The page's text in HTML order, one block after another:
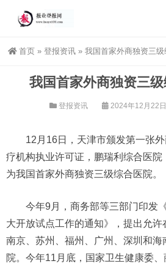
首页 » 登报资讯 » 我国首家外商独资三
我国首家外商独资三
登报资讯 2024年12月22
12月16日，天津市颁发第一张
疗机构执业许可证，鹏瑞利综合医
为我国首家外商独资三级综合医院。
今年9月，商务部等三部门印发
大开放试点工作的通知》，提出允许
南京、苏州、福州、广州、深圳和海
院。今年11月底，国家卫生健康委